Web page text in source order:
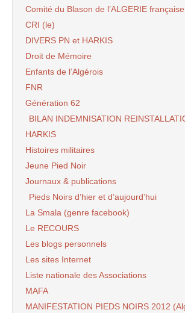
Comité du Blason de l’ALGERIE française
CRI (le)
DIVERS PN et HARKIS
Droit de Mémoire
Enfants de l’Algérois
FNR
Génération 62
BILAN INDEMNISATION
HARKIS
Histoires militaires
Jeune Pied Noir
Journaux & publications
Pieds Noirs d’hier et d’aujourd’hui
La Smala (genre facebook)
Le RECOURS
Les blogs personnels
Les sites Internet
Liste nationale des Associations
MAFA
MANIFESTATION PIEDS NOIRS 2012